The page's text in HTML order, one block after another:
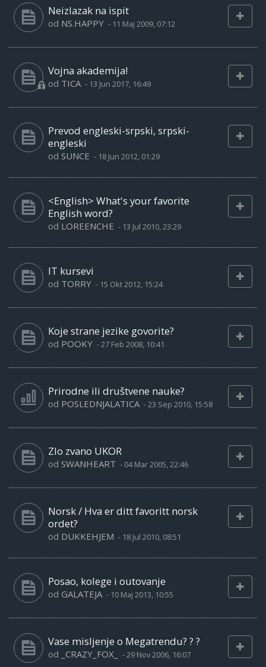
Neizlazak na ispit
od NS.HAPPY - 11 Maj 2009, 07:12
Vojna akademija!
od TICA - 13 Jun 2017, 16:49
Prevod engleski-srpski, srpski-
engleski
od SUNCE - 18 Jun 2012, 01:29
<English> What's your favorite
English word?
od LOREENCHE - 13 Jul 2010, 23:29
IT kursevi
od TORRY - 15 Okt 2012, 15:24
Koje strane jezike govorite?
od POOKY -27 Feb 2008, 10:41
Prirodne ili društvene nauke?
od POSLEDNJALATICA -23 Sep 2010, 15:58
Zlo zvano UKOR
od SWANHEART - 04 Mar 2005, 22:46
Norsk / Hva er ditt favoritt norsk
ordet?
od DUKKEHJEM - 18 Jul 2010, 08:51
Posao, kolege i outovanje
od GALATEJA - 10 Maj 2013, 10:55
Vase misljenje o Megatrendu? ? ?
od _CRAZY_FOX_ -29 Nov 2006, 16:07